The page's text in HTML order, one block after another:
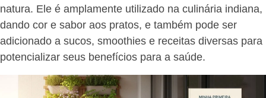
natura. Ele é amplamente utilizado na culinária indiana,
dando cor e sabor aos pratos, e também pode ser
adicionado a sucos, smoothies e receitas diversas para
potencializar seus benefícios para a saúde.